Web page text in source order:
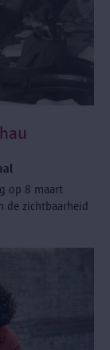
op 8 maart
zichtbaarheid